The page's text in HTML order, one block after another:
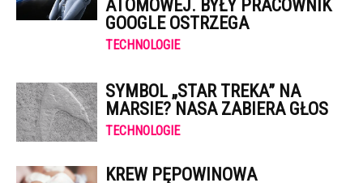
ATOMOWEJ. BYŁY PRACOWNIK
GOOGLE OSTRZEGA
TECHNOLOGIE
SYMBOL „STAR TREKA” NA
MARSIE? NASA ZABIERA GŁOS
TECHNOLOGIE
KREW PĘPOWINOWA